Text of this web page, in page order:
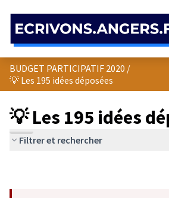
BUDGET PARTICIPATIF 2020 /
💡 Les 195 idées déposées
💡 Les 195 idées
Filtrer et rechercher